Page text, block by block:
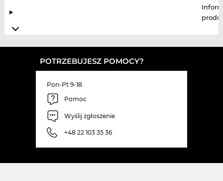
POTRZEBUJESZ POMOCY?
Pon-Pt 9-18
Pomoc
Wyślij zgłoszenie
+48 22 103 35 36